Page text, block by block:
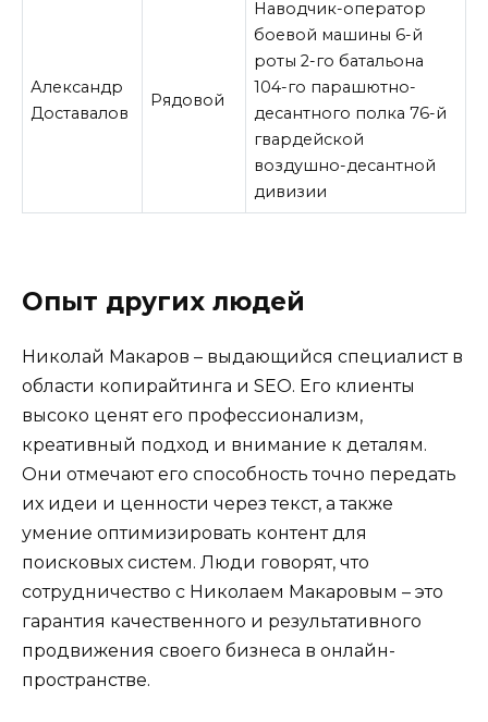
Александр
Доставалов
Рядовой
Наводчик-оператор
боевой машины 6-й
роты 2-го батальона
104-го парашютно-
десантного полка 76-й
гвардейской
воздушно-десантной
дивизии
Опыт других людей
Николай Макаров – выдающийся специалист в
области копирайтинга и SEO. Его клиенты
высоко ценят его профессионализм,
креативный подход и внимание к деталям.
Они отмечают его способность точно передать
их идеи и ценности через текст, а также
умение оптимизировать контент для
поисковых систем. Люди говорят, что
сотрудничество с Николаем Макаровым – это
гарантия качественного и результативного
продвижения своего бизнеса в онлайн-
пространстве.